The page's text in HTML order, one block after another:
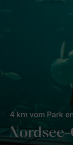
4 km vom Park